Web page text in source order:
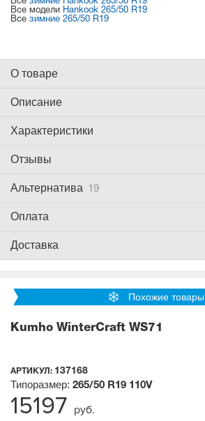
Все модели Hankook 265/50 R19
Все зимние 265/50 R19
О товаре
Описание
Характеристики
Отзывы
Альтернатива 19
Оплата
Доставка
Похожие товары
Kumho WinterCraft WS71
АРТИКУЛ: 137168
Типоразмер: 265/50 R19 110V
15197 руб.